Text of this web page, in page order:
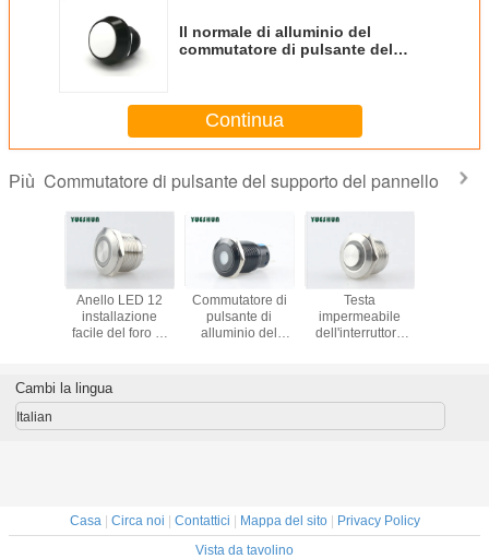
Il normale di alluminio del
commutatore di pulsante del
Continua
Più Commutatore di pulsante del supporto del pannello
di
di
Anello LED 12
installazione
facile del foro di
19mm del
dispositivo
pulsante di volt
Commutatore di
pulsante di
alluminio del
del pulsante del
arancione
Testa
impermeabile
dell'interruttore
pannello alta con
Cambi la lingua
Italian
Casa| Circa noi Contattici Mappa del sito|
Privacy Policy
Vista da tavolino